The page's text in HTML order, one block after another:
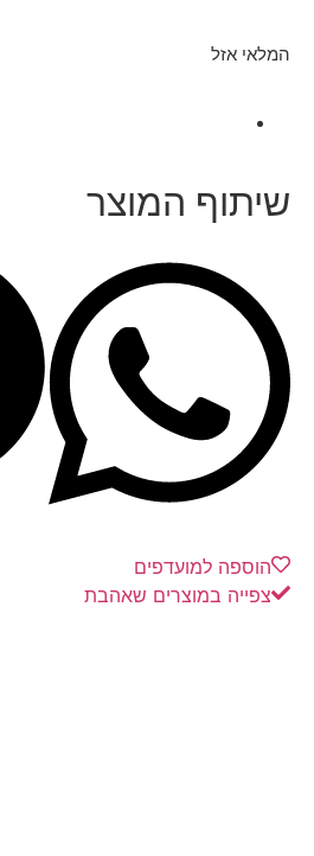
המלאי אזל
שיתוף המוצר
הוספה למועדפים
צפייה במוצרים שאהבת